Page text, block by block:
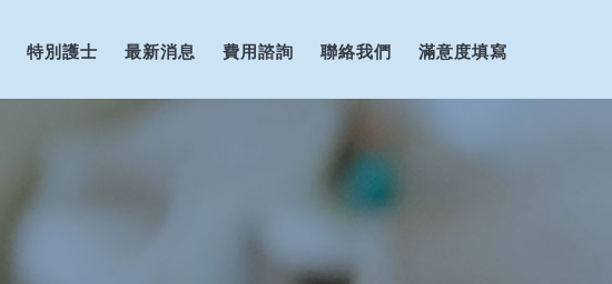
特別護士 最新消息 費用諮詢 聯絡我們 滿意度填寫